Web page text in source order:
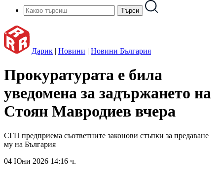
Дарик | Новини | Новини България
Прокуратурата е била
уведомена за задържането на
Стоян Мавродиев вчера
СГП предприема съответните законови стъпки за предаване
му на България
04 Юни 2026 14:16 ч.